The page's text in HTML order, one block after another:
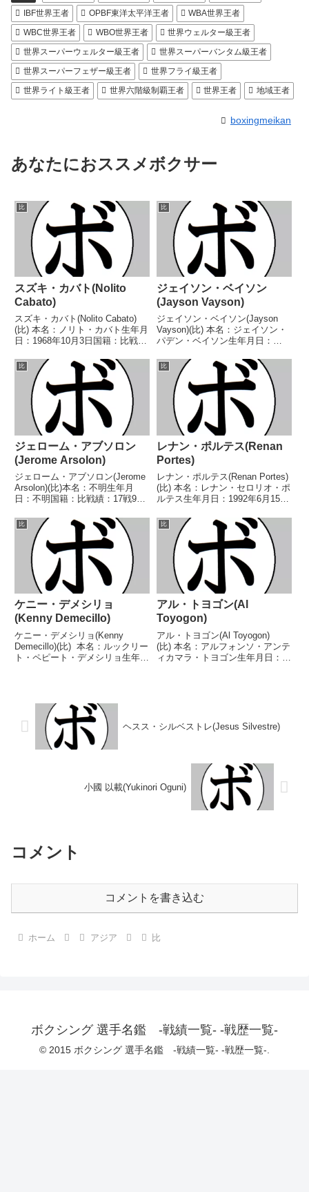
IBF世界王者
OPBF東洋太平洋王者
WBA世界王者
WBC世界王者
WBO世界王者
世界ウェルター級王者
世界スーパーウェルター級王者
世界スーパーバンタム級王者
世界スーパーフェザー級王者
世界フライ級王者
世界ライト級王者
世界六階級制覇王者 世界王者 地域王者
boxingmeikan
あなたにおススメボクサー
比
スズキ・カバト(Nolito
Cabato)
スズキ・カバト(Nolito Cabato)
(比) 本名：ノリト・カバト生年月
日：1968年10月3日国籍：比戦
分 【獲得タイトル】第43代日本
フライ級王座 【戦歴】
1988/12/22 ○判定 (ラウン...
比
ジェイソン・ベイソン
(Jayson Vayson)
ジェイソン・ベイソン(Jayson
Vayson)(比) 本名：ジェイソン・
パデン・ベイソン生年月日：
戦15勝(8KO)2敗1分 【獲得タイ
トル】WBCアジア(ABCO)コンチ
ネンタルライトフライ級王座...
比
ジェローム・アブソロン
(Jerome Arsolon)
ジェローム・アブソロン(Jerome
Arsolon)(比)本名：不明生年月
日：不明国籍：比戦績：17戦9勝
【戦歴】1999/09/18 ○4RTKO
ジュアン・ディンドブジャ
(比)1999/11/11 ○...
比
レナン・ポルテス(Renan
Portes)
レナン・ポルテス(Renan Portes)
(比) 本名：レナン・セロリオ・ポ
ルテス生年月日：1992年6月15日
敗 【獲得タイトル】なし 【戦
歴】2010/08/24 ○4R判定 2-0(採
点不明)...
比
ケニー・デメシリョ
(Kenny Demecillo)
ケニー・デメシリョ(Kenny
Demecillo)(比) 本名：ルックリー
ト・ペピート・デメシリョ生年月
ンタム級暫定王座WBFアジ...
比
アル・トヨゴン(Al
Toyogon)
アル・トヨゴン(Al Toyogon)
(比) 本名：アルフォンソ・アンテ
ィカマラ・トヨゴン生年月日：
ヘスス・シルベストレ(Jesus Silvestre)
小國 以載(Yukinori Oguni)
コメント
コメントを書き込む
ホーム アジア 比
ボクシング 選手名鑑 -戦績一覧- -戦歴一覧-
© 2015 ボクシング 選手名鑑 -戦績一覧- -戦歴一覧-.